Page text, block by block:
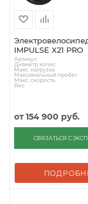
IMPULSE X21 PRO
Артикул
Диаметр колес
Макс. нагрузка
Максимальный пробег
Макс. скорость
Вес
от154 900 руб.
СВЯЗАТЬСЯ С